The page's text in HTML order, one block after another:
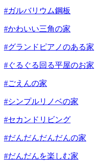
#ガルバリウム鋼板
#かわいい三角の家
#グランドピアノのある家
#ぐるぐる回る平屋のお家
#ごえんの家
#シンプルリノベの家
#セカンドリビング
#だんだんだんだんの家
#だんだんを楽しむ家